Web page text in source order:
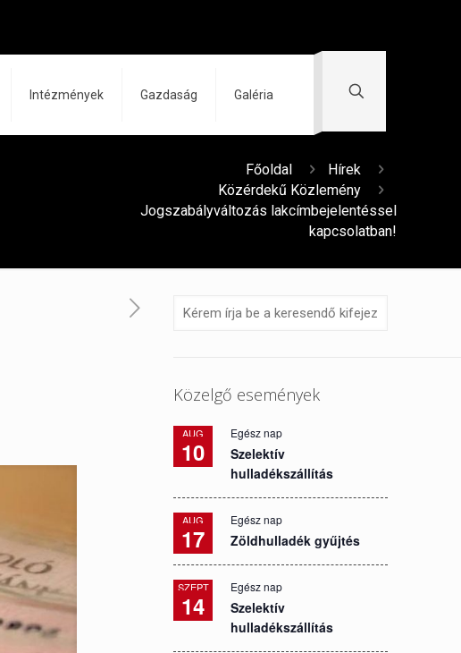
Intézmények Gazdaság Galéria
Főoldal
Hírek
Közérdekű Közlemény
Jogszabályváltozás lakcímbejelentéssel
kapcsolatban!
Közelgő események
AUG
10
Egész nap
Szelektív
hulladékszállítás
AUG
17
Egész nap
Zöldhulladék gyűjtés
SZEPT
14
Egész nap
Szelektív
hulladékszállítás